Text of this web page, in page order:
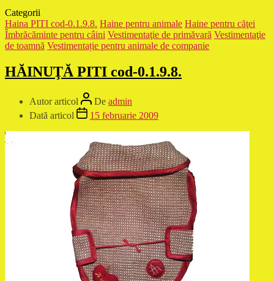
Categorii
Haina PITI cod-0.1.9.8. Haine pentru animale Haine pentru căţei
Îmbrăcăminte pentru câini Vestimentaţie de primăvară Vestimentaţie
de toamnă Vestimentație pentru animale de companie
HĂINUŢĂ PITI cod-0.1.9.8.
Autor articol De admin
Dată articol
15 februarie 2009